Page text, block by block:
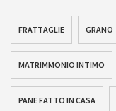
FRATTAGLIE GRANO
MATRIMMONIO INTIMO
PANE FATTO IN CASA